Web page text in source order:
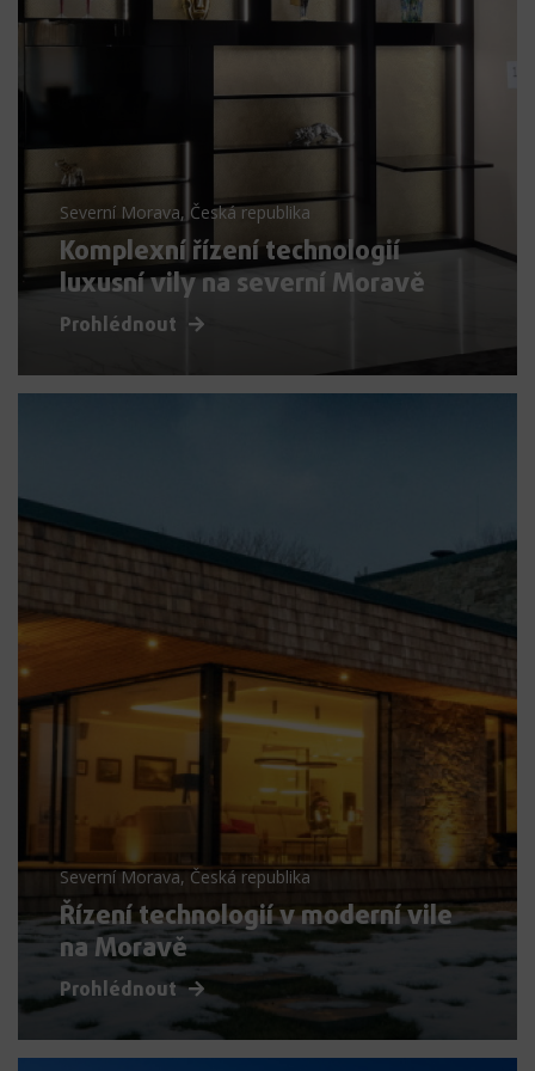
Severní Morava, Česká republika
Komplexní řízení technologií
luxusní vily na severní Moravě
Prohlédnout
Severní Morava, Česká republika
Řízení technologií v moderní vile
na Moravě
Prohlédnout